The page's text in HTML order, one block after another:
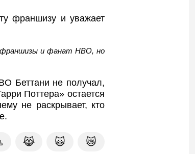
франшизу и уважает
и фанат HBO, но
Беттани не получал,
Поттера» остается
не раскрывает, кто
😹 🙀 😿